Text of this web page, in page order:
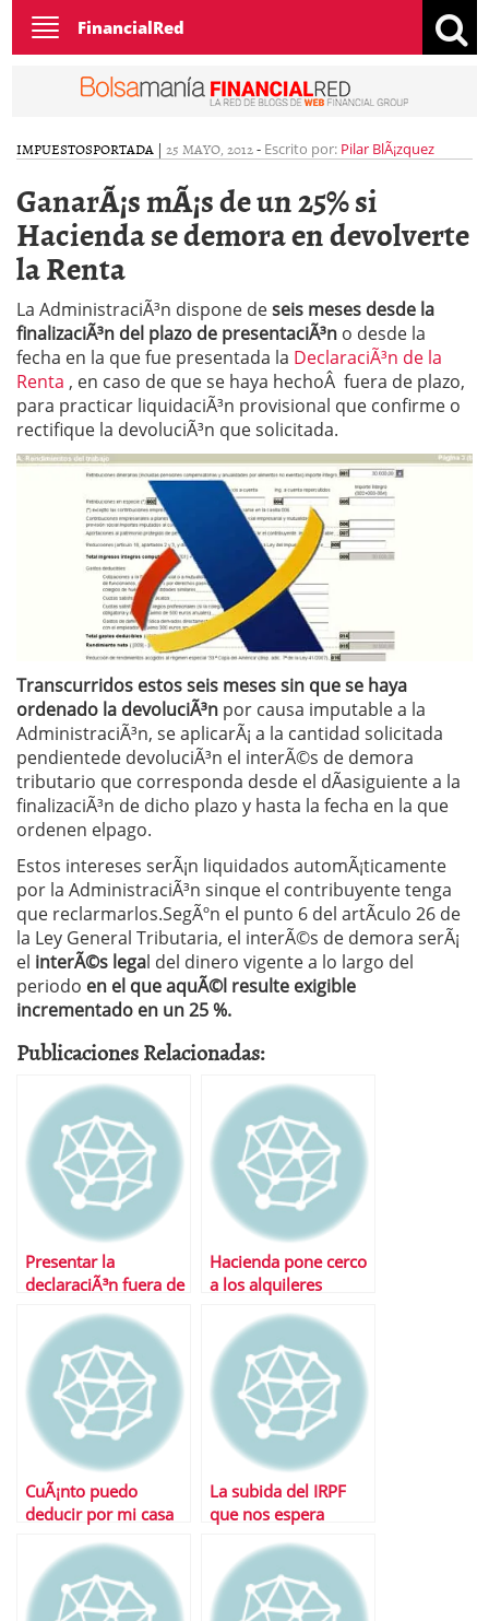
Toggle
navigation
FinancialRed
IMPUESTOSPORTADA | 25 MAYO, 2012- Escrito por: Pilar BlÃ¡zquez
GanarÃ¡s mÃ¡s de un 25% si
Hacienda se demora en devolverte
la Renta
La AdministraciÃ³n dispone deseis meses desde la
finalizaciÃ³n del plazo de presentaciÃ³n o desde la
fecha en la que fue presentada la DeclaraciÃ³n de la
Renta , en caso de que se haya hechoÂ fuera de plazo,
para practicar liquidaciÃ³n provisional que confirme o
rectifique la devoluciÃ³n que solicitada.
Transcurridos estos seis meses sin que se haya
ordenado la devoluciÃ³n por causa imputable a la
AdministraciÃ³n, se aplicarÃ¡ a la cantidad solicitada
pendientede devoluciÃ³n el interÃ©s de demora
tributario que corresponda desde el dÃ­asiguiente a la
finalizaciÃ³n de dicho plazo y hasta la fecha en la que
ordenen elpago.
Estos intereses serÃ¡n liquidados automÃ¡ticamente
por la AdministraciÃ³n sinque el contribuyente tenga
que reclarmarlos.SegÃºn el punto 6 del artÃ­culo 26 de
la Ley General Tributaria, el interÃ©s de demora serÃ¡
el interÃ©s legal del dinero vigente a lo largo del
periodo en el que aquÃ©l resulte exigible
incrementado en un 25 %.
Publicaciones Relacionadas:
Presentar la
declaraciÃ³n fuera de
Hacienda pone cerco
a los alquileres
CuÃ¡nto puedo
deducir por mi casa
La subida del IRPF
que nos espera